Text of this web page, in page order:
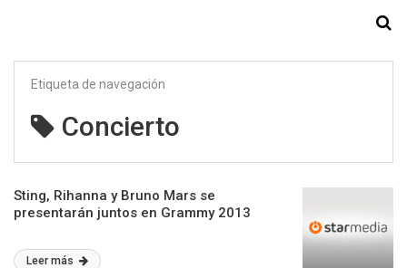
Etiqueta de navegación
Concierto
Sting, Rihanna y Bruno Mars se
presentarán juntos en Grammy 2013
Leer más